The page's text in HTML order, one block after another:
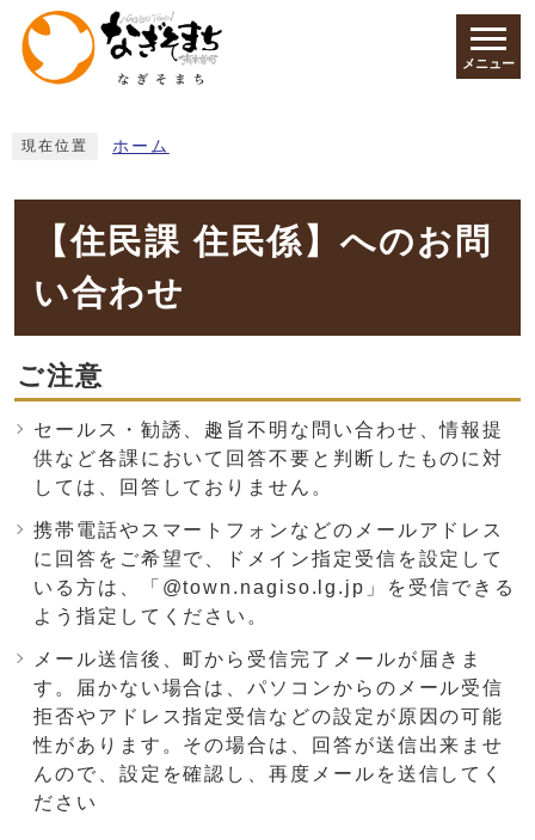
ページの先頭です
メニュー
現在位置 ホーム
【住民課 住民係】へのお問
い合わせ
ご注意
セールス・勧誘、趣旨不明な問い合わせ、情報提
供など各課において回答不要と判断したものに対
しては、回答しておりません。
携帯電話やスマートフォンなどのメールアドレス
に回答をご希望で、ドメイン指定受信を設定して
いる方は、「@town.nagiso.lg.jp」を受信できる
よう指定してください。
メール送信後、町から受信完了メールが届きま
す。届かない場合は、パソコンからのメール受信
拒否やアドレス指定受信などの設定が原因の可能
性があります。その場合は、回答が送信出来ませ
んので、設定を確認し、再度メールを送信してく
ださい